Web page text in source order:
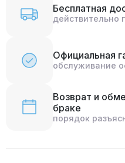
Бесплатная
действительно
Официальная
обслуживание
Возврат и
браке
порядок